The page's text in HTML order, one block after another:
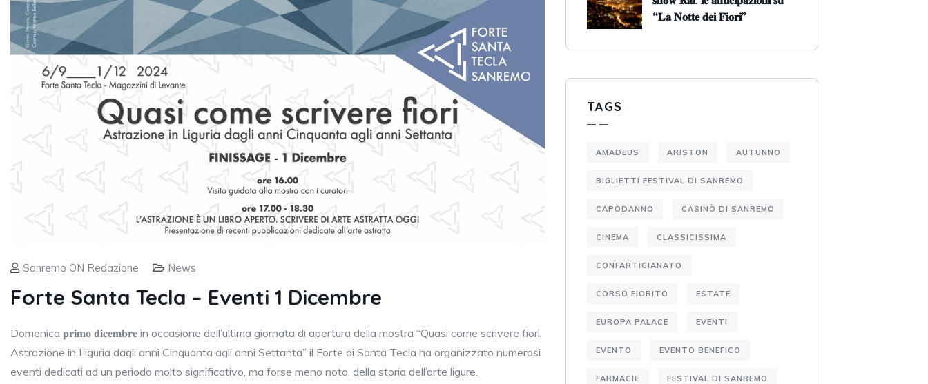
Sanremo ON Redazione News
Forte Santa Tecla – Eventi 1 Dicembre
Domenica 𝐩𝐫𝐢𝐦𝐨 𝐝𝐢𝐜𝐞𝐦𝐛𝐫𝐞 in occasione dell’ultima giornata di apertura della mostra “Quasi come scrivere fiori.
Astrazione in Liguria dagli anni Cinquanta agli anni Settanta” il Forte di Santa Tecla ha organizzato numerosi
eventi dedicati ad un periodo molto significativo, ma forse meno noto, della storia dell’arte ligure.
“𝐋𝐚 𝐍𝐨𝐭𝐭𝐞 𝐝𝐞𝐢 𝐅𝐢𝐨𝐫𝐢”
TAGS
AMADEUS ARISTON AUTUNNO
BIGLIETTI FESTIVAL DI SANREMO
CAPODANNO CASINÒ DI SANREMO
CINEMA CLASSICISSIMA
CONFARTIGIANATO
CORSO FIORITO ESTATE
EUROPA PALACE EVENTI
EVENTO EVENTO BENEFICO
FARMACIE FESTIVAL DI SANREMO